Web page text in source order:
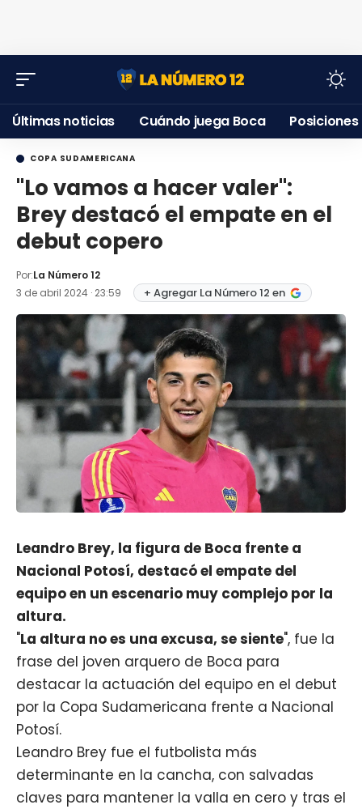
Últimas noticias Cuándo juega Boca Posiciones
COPA SUDAMERICANA
"Lo vamos a hacer valer":
Brey destacó el empate en el
debut copero
Por:La Número 12
3 de abril 2024 · 23:59
+ Agregar La Número 12 en
Leandro Brey, la figura de Boca frente a
Nacional Potosí, destacó el empate del
equipo en un escenario muy complejo por la
altura.
"La altura no es una excusa, se siente", fue la
frase del joven arquero de Boca para
destacar la actuación del equipo en el debut
por la Copa Sudamericana frente a Nacional
Potosí.
Leandro Brey fue el futbolista más
determinante en la cancha, con salvadas
claves para mantener la valla en cero y tras el